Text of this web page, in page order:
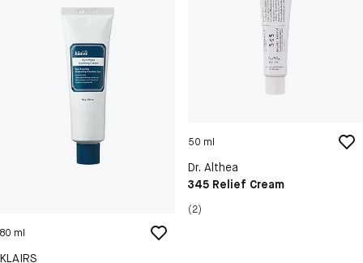
80 ml
KLAIRS
50 ml
Dr. Althea
345 Relief Cream
(2)